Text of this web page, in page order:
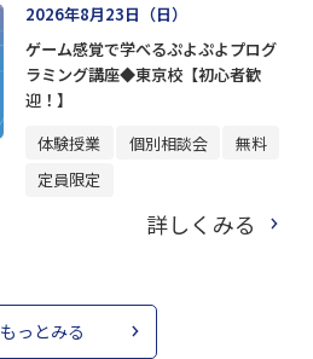
2026年8月23日（日）
ゲーム感覚で学べるぷよぷよプログ
ラミング講座◆東京校【初心者歓
迎！】
体験授業
個別相談会
無料
定員限定
詳しくみる
もっとみる